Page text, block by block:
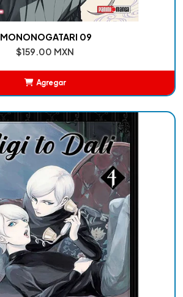
MONONOGATARI 09
$159.00 MXN
Agregar